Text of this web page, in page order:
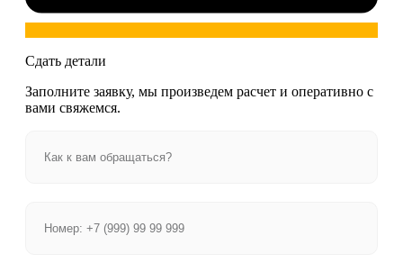
Сдать детали
Заполните заявку, мы произведем расчет и оперативно с
вами свяжемся.